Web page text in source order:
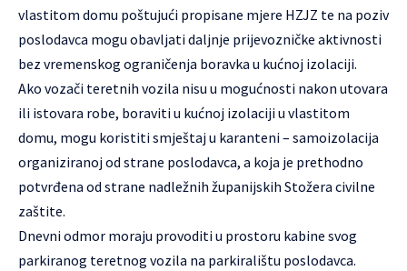
vlastitom domu poštujući propisane mjere HZJZ te na poziv
poslodavca mogu obavljati daljnje prijevozničke aktivnosti
bez vremenskog ograničenja boravka u kućnoj izolaciji.
Ako vozači teretnih vozila nisu u mogućnosti nakon utovara
ili istovara robe, boraviti u kućnoj izolaciji u vlastitom
domu, mogu koristiti smještaj u karanteni – samoizolacija
organiziranoj od strane poslodavca, a koja je prethodno
potvrđena od strane nadležnih županijskih Stožera civilne
zaštite.
Dnevni odmor moraju provoditi u prostoru kabine svog
parkiranog teretnog vozila na parkiralištu poslodavca.